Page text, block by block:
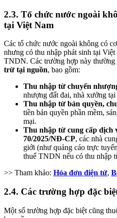
2.3. Tổ chức nước ngoài
tại Việt Nam
Các tổ chức nước ngoài không có
nhưng có thu nhập phát sinh tại
TNDN. Các trường hợp này
trừ tại nguồn, bao gồm:
Thu nhập từ chuyển
nhượng đất đai, nhà xưởng
Thu nhập từ bản quyền,
tiền bản quyền phần mềm,
mại.
Thu nhập từ cung cấp dịch
70/2025/NĐ-CP, các nhà
giới (như quảng cáo trực
thuế TNDN nếu có thu nhập
>> Tham khảo: Hóa đơn điện tử,
2.4. Các trường hợp đặc
Một số trường hợp đặc biệt cũng